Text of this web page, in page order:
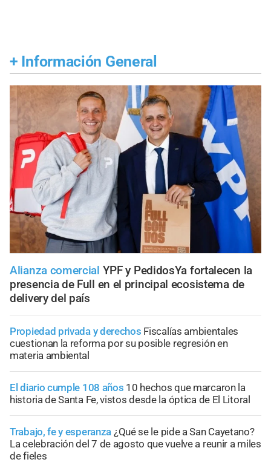
+ Información General
Alianza comercial YPF y PedidosYa fortalecen la
presencia de Full en el principal ecosistema de
delivery del país
Propiedad privada y derechos Fiscalías ambientales
cuestionan la reforma por su posible regresión en
materia ambiental
El diario cumple 108 años 10 hechos que marcaron la
historia de Santa Fe, vistos desde la óptica de El Litoral
Trabajo, fe y esperanza ¿Qué se le pide a San Cayetano?
La celebración del 7 de agosto que vuelve a reunir a miles
de fieles